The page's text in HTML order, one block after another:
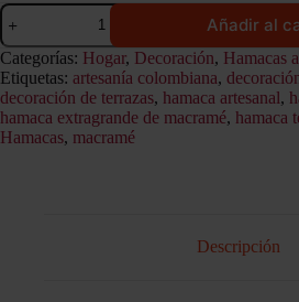
Hamaca
extragrande
con
flecos
de
macramé
cantidad
Añadir al
Categorías: Hogar, Decoración, Hamacas
Etiquetas: artesanía colombiana,
decoración de terrazas, hamaca artesanal,
hamaca extragrande de macramé, hamaca
Hamacas, macramé
Descripción